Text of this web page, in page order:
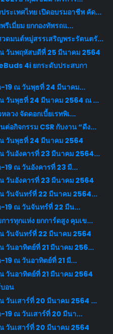
ะเทศไทย เปิดอบรมอาชีพ คัด...
รีเมี่ยม ยกกองทัพรถแ...
ดมนต์หมู่สรรเสริญพระรัตนตรั...
วันพฤหัสบดีที่ 25 มีนาคม 2564
4i ยกระดับประสบกา
19 ณ วันพุธที่ 24 มีนาคม...
วันพุธที่ 24 มีนาคม 2564 ณ ...
วง จัดดอกเบี้ยเรทพิเ...
อกิจกรรม CSR กับงาน “ดีง...
วันพุธที่ 24 มีนาคม 2564
นอังคารที่ 23 มีนาคม 2564...
ณ วันอังคารที่ 23 มี...
นอังคารที่ 23 มีนาคม 2564
วันจันทร์ที่ 22 มีนาคม 2564...
19 ณ วันจันทร์ที่ 22 มีน...
ารทุกแห่ง ยกการ์ดสูง คุมเข...
วันจันทร์ที่ 22 มีนาคม 2564
นอาทิตย์ที่ 21 มีนาคม 256...
ณ วันอาทิตย์ที่ 21 มี...
นอาทิตย์ที่ 21 มีนาคม 2564
อน
นเสาร์ที่ 20 มีนาคม 2564 ...
ณ วันเสาร์ที่ 20 มีนา...
นเสาร์ที่ 20 มีนาคม 2564